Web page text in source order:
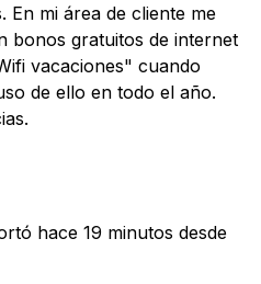
En mi área de cliente me
bonos gratuitos de internet
vacaciones" cuando
de ello en todo el año.
hace 19 minutos desde